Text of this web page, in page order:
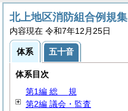
北上地区消防組合例規集
内容現在 令和7年12月25日
体系 五十音
体系目次
第1編 総 規
第2編 議会・監査